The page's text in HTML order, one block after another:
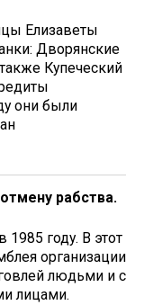
Елизаветы
Дворянские
Купеческий
они были
рабства.
1985 году. В этот
организации
людьми и с
лицами.